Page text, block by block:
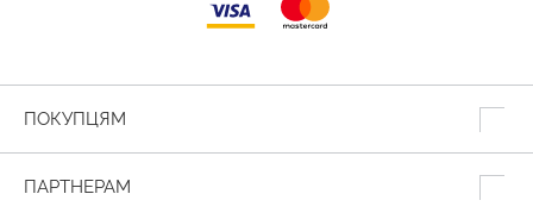
ПОКУПЦЯМ
ПАРТНЕРАМ